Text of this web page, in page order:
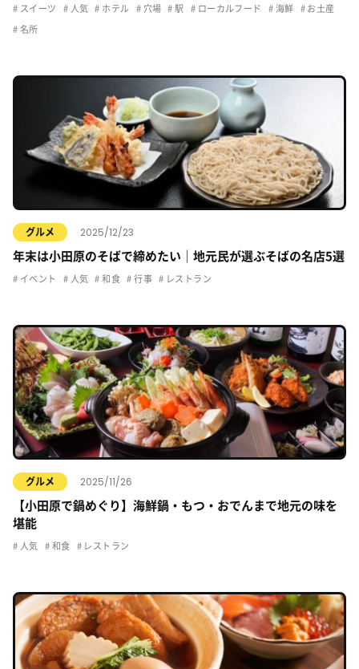
スイーツ 人気 ホテル 穴場 駅 ローカルフード 海鮮 お土産
名所
グルメ 2025/12/23
年末は小田原のそばで締めたい｜地元民が選ぶそばの名店5選
イベント 人気 和食 行事 レストラン
グルメ 2025/11/26
【小田原で鍋めぐり】海鮮鍋・もつ・おでんまで地元の味を
堪能
人気 和食 レストラン